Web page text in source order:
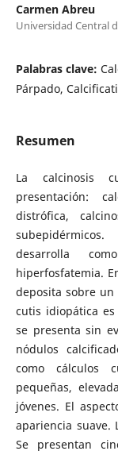
Carmen Abreu
Universidad Central
Palabras clave:
Párpado,
Resumen
La calcinosis
presentación:
distrófica,
desarrolla
hiperfosfatemia.
deposita sobre un
cutis idiopática
se presenta sin
nódulos
como cálculos
pequeñas,
jóvenes. El
apariencia suave.
Se presentan